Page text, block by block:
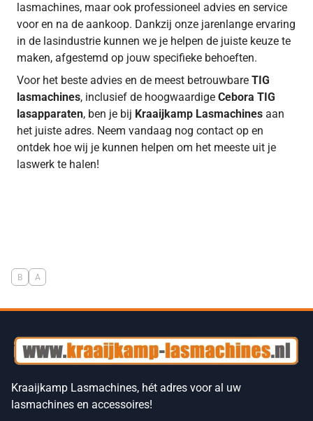
lasmachines, maar ook professioneel advies en service
voor en na de aankoop. Dankzij onze jarenlange ervaring
in de lasindustrie kunnen we je helpen de juiste keuze te
maken, afgestemd op jouw specifieke behoeften.
Voor het beste advies en de meest betrouwbare TIG
lasmachines, inclusief de hoogwaardige Cebora TIG
lasapparaten, ben je bij Kraaijkamp Lasmachines aan
het juiste adres. Neem vandaag nog contact op en
ontdek hoe wij je kunnen helpen om het meeste uit je
laswerk te halen!
B A
Kraaijkamp Lasmachines, hét adres voor al uw
lasmachines en accessoires!